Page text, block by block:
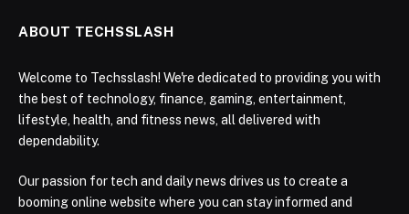
ABOUT TECHSSLASH
Welcome to Techsslash! We're dedicated to providing you with
the best of technology, finance, gaming, entertainment,
lifestyle, health, and fitness news, all delivered with
dependability.
Our passion for tech and daily news drives us to create a
booming online website where you can stay informed and